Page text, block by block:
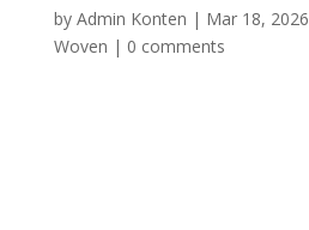
by Admin Konten | Mar 18, 2026
Woven | 0 comments